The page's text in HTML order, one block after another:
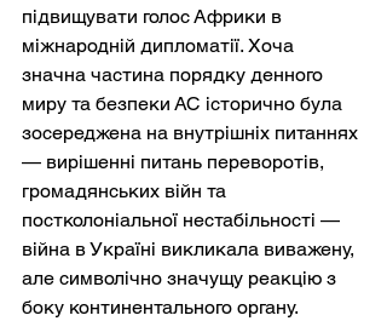
підвищувати голос Африки в
міжнародній дипломатії. Хоча
значна частина порядку денного
миру та безпеки АС історично була
зосереджена на внутрішніх питаннях
— вирішенні питань переворотів,
громадянських війн та
постколоніальної нестабільності —
війна в Україні викликала виважену,
але символічно значущу реакцію з
боку континентального органу.